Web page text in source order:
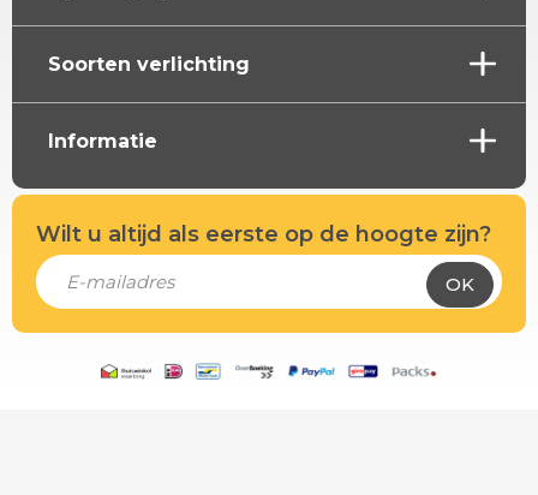
Soorten verlichting
Informatie
Wilt u altijd als eerste op de hoogte zijn?
OK